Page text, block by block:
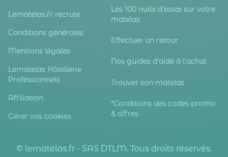
Lematelas.fr recrute
Conditions générales
Mentions légales
Lematelas Hôtellerie
Professionnels
Affiliation
Gérer vos cookies
Les 100 nuits d'essai sur votre
matelas
Effectuer un retour
Nos guides d'aide à l'achat
Trouver son matelas
*Conditions des codes promo
& offres
© lematelas.fr - SAS DTLM. Tous droits réservés.